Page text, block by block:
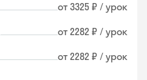
от 3325 ₽ / урок
от 2282 ₽ / урок
от 2282 ₽ / урок